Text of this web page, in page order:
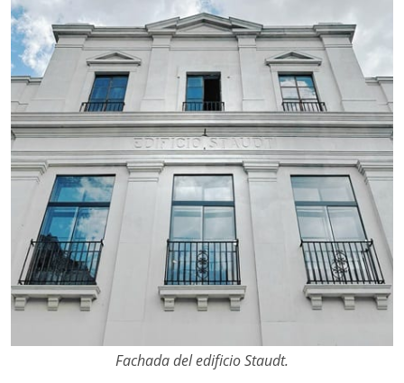
Fachada del edificio Staudt.